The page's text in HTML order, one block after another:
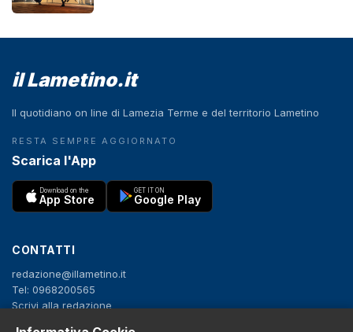
il Lametino.it
Il quotidiano on line di Lamezia Terme e del territorio Lametino
RESTA SEMPRE AGGIORNATO
Scarica l'App
Download on the
App Store
GET IT ON
Google Play
CONTATTI
redazione@illametino.it
Tel: 0968200565
Scrivi alla redazione